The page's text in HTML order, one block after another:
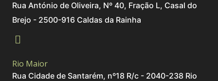
Rua António de Oliveira, Nº 40, Fração L, Casal do
Brejo - 2500-916 Caldas da Rainha
Rio Maior
Rua Cidade de Santarém, nº18 R/c - 2040-238 Rio